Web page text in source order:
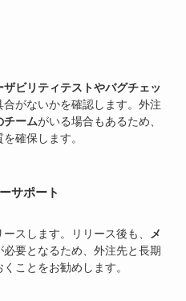
ザビリティテストやバグチェッ
がないかを確認します。外注
チームがいる場合もあるため、
確保します。
サポート
スします。リリース後も、 メ
必要となるため、外注先と長期
ことをお勧めします。